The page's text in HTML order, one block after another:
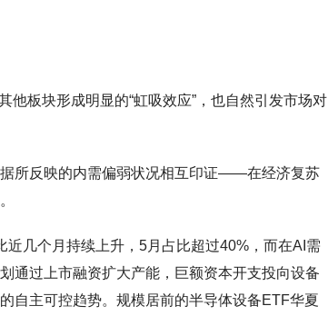
板块形成明显的“虹吸效应”，也自然引发市场对
所反映的内需偏弱状况相互印证——在经济复苏
几个月持续上升，5月占比超过40%，而在AI需
通过上市融资扩大产能，巨额资本开支投向设备
自主可控趋势。规模居前的半导体设备ETF华夏